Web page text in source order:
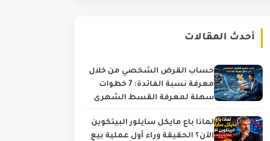
أحدث المقالات
حساب القرض الشخصي من خلال
معرفة نسبة الفائدة: 7 خطوات
سهلة لمعرفة القسط الشهري
لماذا باع مايكل سايلور البيتكوين
الآن؟ الحقيقة وراء أول عملية بيع